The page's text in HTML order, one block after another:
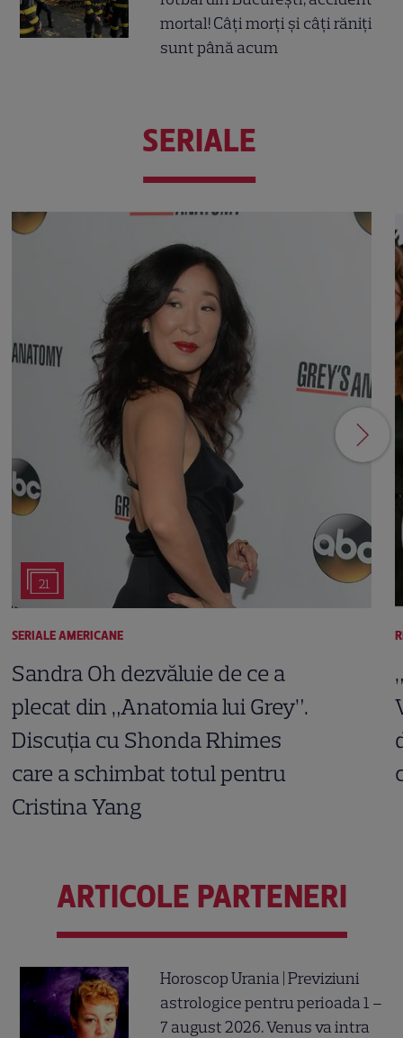
mortal! Câți morți și câți răniți
sunt până acum
SERIALE
21
SERIALE AMERICANE
Sandra Oh dezvăluie de ce a
plecat din „Anatomia lui Grey”.
Discuția cu Shonda Rhimes
care a schimbat totul pentru
Cristina Yang
ARTICOLE PARTENERI
Horoscop Urania | Previziuni
astrologice pentru perioada 1 –
7 august 2026. Venus va intra